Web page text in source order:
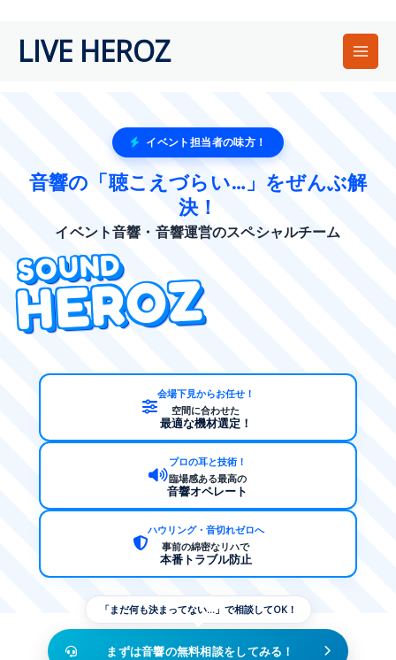
LIVE HEROZ
イベント担当者の味方！
音響の「聴こえづらい…」をぜんぶ解
決！
イベント音響・音響運営のスペシャルチーム
SOUND
HEROZ
会場下見からお任せ！
空間に合わせた
最適な機材選定！
プロの耳と技術！
臨場感ある最高の
音響オペレート
ハウリング・音切れゼロへ
事前の綿密なリハで
本番トラブル防止
「まだ何も決まってない…」で相談してOK！
まずは音響の無料相談をしてみる！